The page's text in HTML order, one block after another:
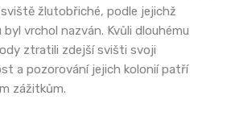
žlutobřiché, podle jejichž
vrchol nazván. Kvůli dlouhému
ztratili zdejší svišti svoji
a pozorování jejich kolonií patří
zážitkům.